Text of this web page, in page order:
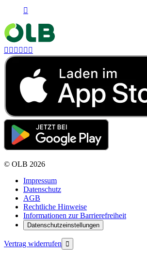

     
© OLB 2026
Impressum
Datenschutz
AGB
Rechtliche Hinweise
Informationen zur Barrierefreiheit
Datenschutzeinstellungen
Vertrag widerrufen 